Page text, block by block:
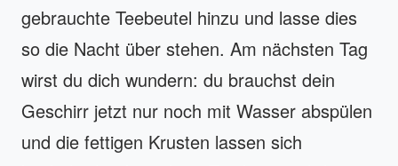
gebrauchte Teebeutel hinzu und lasse dies
so die Nacht über stehen. Am nächsten Tag
wirst du dich wundern: du brauchst dein
Geschirr jetzt nur noch mit Wasser abspülen
und die fettigen Krusten lassen sich